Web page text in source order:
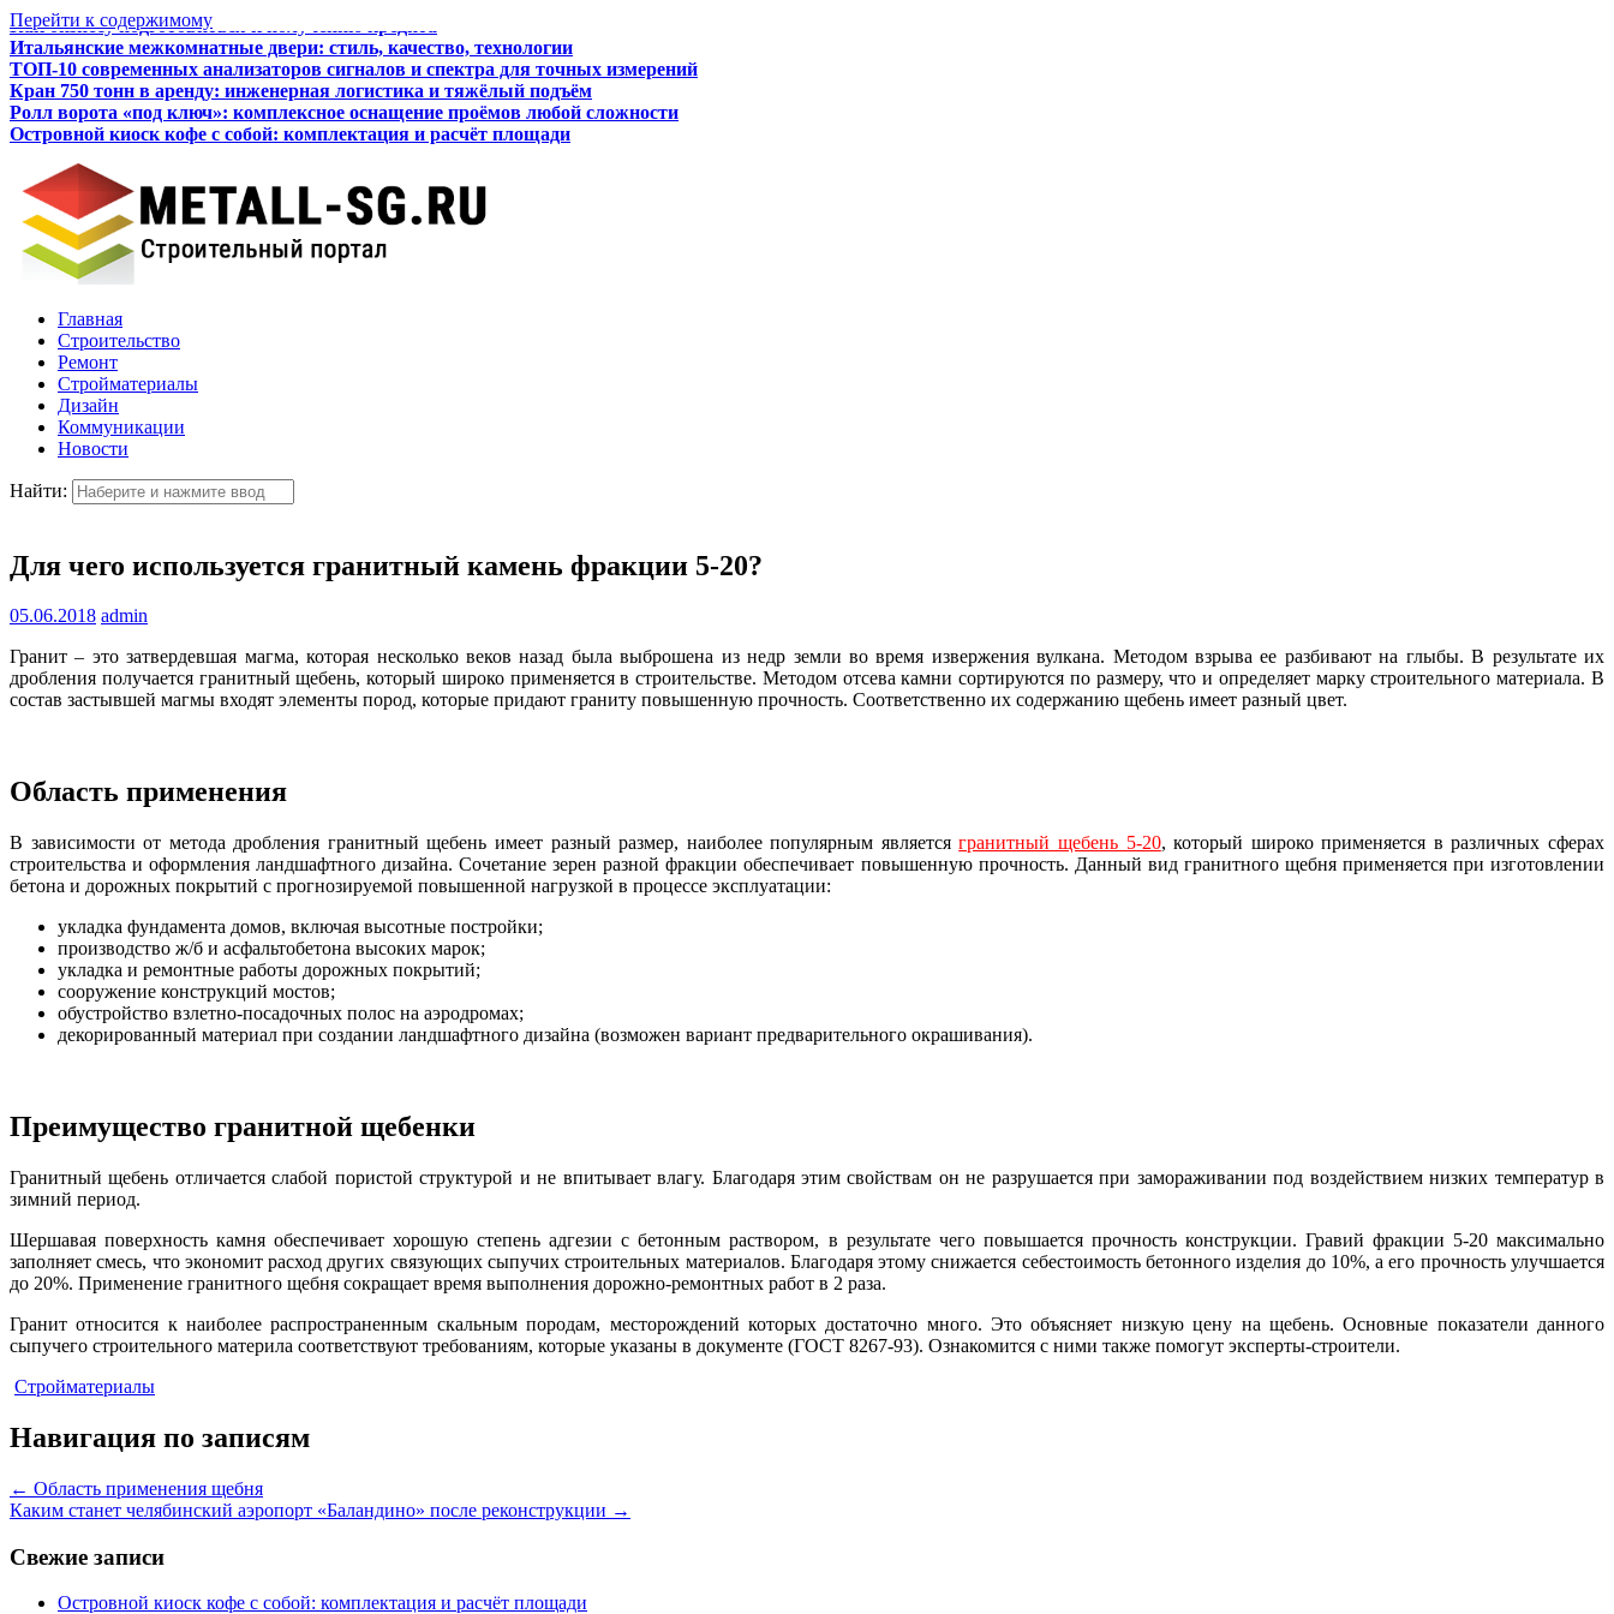
Перейти к содержимому
Итальянские межкомнатные двери: стиль, качество, технологии
ТОП-10 современных анализаторов сигналов и спектра для точных измерений
Кран 750 тонн в аренду: инженерная логистика и тяжёлый подъём
Ролл ворота «под ключ»: комплексное оснащение проёмов любой сложности
Островной киоск кофе с собой: комплектация и расчёт площади
Как бизнесу подготовиться к получению кредита
Главная
Строительство
Ремонт
Стройматериалы
Дизайн
Коммуникации
Новости
Найти:
Для чего используется гранитный камень фракции 5-20?
05.06.2018 admin
Гранит – это затвердевшая магма, которая несколько веков назад была выброшена из недр земли во время извержения вулкана. Методом взрыва ее разбивают на глыбы. В результате их
дробления получается гранитный щебень, который широко применяется в строительстве. Методом отсева камни сортируются по размеру, что и определяет марку строительного материала. В
состав застывшей магмы входят элементы пород, которые придают граниту повышенную прочность. Соответственно их содержанию щебень имеет разный цвет.
Область применения
В зависимости от метода дробления гранитный щебень имеет разный размер, наиболее популярным являетсягранитный щебень 5-20, который широко применяется в различных сферах
строительства и оформления ландшафтного дизайна. Сочетание зерен разной фракции обеспечивает повышенную прочность. Данный вид гранитного щебня применяется при изготовлении
бетона и дорожных покрытий с прогнозируемой повышенной нагрузкой в процессе эксплуатации:
укладка фундамента домов, включая высотные постройки;
производство ж/б и асфальтобетона высоких марок;
укладка и ремонтные работы дорожных покрытий;
сооружение конструкций мостов;
обустройство взлетно-посадочных полос на аэродромах;
декорированный материал при создании ландшафтного дизайна (возможен вариант предварительного окрашивания).
Преимущество гранитной щебенки
Гранитный щебень отличается слабой пористой структурой и не впитывает влагу. Благодаря этим свойствам он не разрушается при замораживании под воздействием низких температур в
зимний период.
Шершавая поверхность камня обеспечивает хорошую степень адгезии с бетонным раствором, в результате чего повышается прочность конструкции. Гравий фракции 5-20 максимально
заполняет смесь, что экономит расход других связующих сыпучих строительных материалов. Благодаря этому снижается себестоимость бетонного изделия до 10%, а его прочность улучшается
до 20%. Применение гранитного щебня сокращает время выполнения дорожно-ремонтных работ в 2 раза.
Гранит относится к наиболее распространенным скальным породам, месторождений которых достаточно много. Это объясняет низкую цену на щебень. Основные показатели данного
сыпучего строительного материла соответствуют требованиям, которые указаны в документе (ГОСТ 8267-93). Ознакомится с ними также помогут эксперты-строители.
Стройматериалы
Навигация по записям
← Область применения щебня
Каким станет челябинский аэропорт «Баландино» после реконструкции →
Свежие записи
Островной киоск кофе с собой: комплектация и расчёт площади